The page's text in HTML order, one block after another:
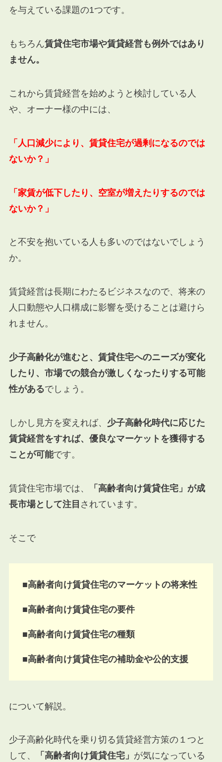
を与えている課題の1つです。
もちろん賃貸住宅市場や賃貸経営も例外ではあり
ません。
これから賃貸経営を始めようと検討している人
や、オーナー様の中には、
「人口減少により、賃貸住宅が過剰になるのでは
ないか？」
「家賃が低下したり、空室が増えたりするのでは
ないか？」
と不安を抱いている人も多いのではないでしょう
か。
賃貸経営は長期にわたるビジネスなので、将来の
人口動態や人口構成に影響を受けることは避けら
れません。
少子高齢化が進むと、賃貸住宅へのニーズが変化
したり、市場での競合が激しくなったりする可能
性があるでしょう。
しかし見方を変えれば、 少子高齢化時代に応じた
賃貸経営をすれば、優良なマーケットを獲得する
ことが可能です。
賃貸住宅市場では、
「高齢者向け賃貸住宅」が成
長市場として注目 されています。
そこで
■高齢者向け賃貸住宅のマーケットの将来性
■高齢者向け賃貸住宅の要件
■高齢者向け賃貸住宅の種類
■高齢者向け賃貸住宅の補助金や公的支援
について解説。
少子高齢化時代を乗り切る賃貸経営方策の１つと
して、
「高齢者向け賃貸住宅」 が気になっている